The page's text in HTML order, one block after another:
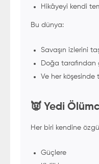
Hikâyeyi kendi
Bu dünya:
Savaşın izlerini
Doğa tarafından
Ve her köşesinde
👿 Yedi
Her biri kendine
Güçlere